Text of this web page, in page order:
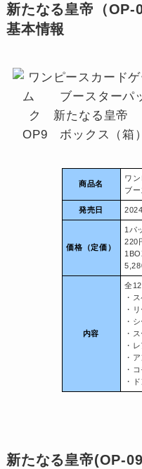
新たなる皇帝（OP-
基本情報
商品名
ワ
ブ
発売日
価格 （定価）
1パ
220
内容
全
・
・
・
・
・
・
・
・
新たなる皇帝(OP-